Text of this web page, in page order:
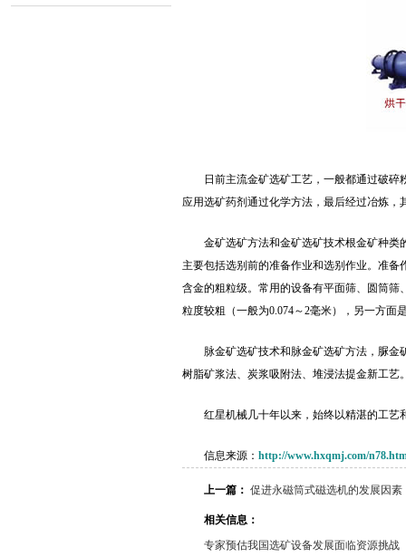
日前主流金矿选矿工艺，一般都通过破
应用选矿药剂通过化学方法，最后经过冶炼，
金矿选矿方法和金矿选矿技术根金矿种
主要包括选别前的准备作业和选别作业。准
含金的粗粒级。常用的设备有平面筛、圆筒筛
粒度较粗（一般为0.074～2毫米），另一方
脉金矿选矿技术和脉金矿选矿方法，脲
树脂矿浆法、炭浆吸附法、堆浸法提金新工
红星机械几十年以来，始终以精湛的工艺
信息来源： http://www.hxqmj.com/
上一篇： 促进永磁筒式磁选机的发展因素
相关信息：
专家预估我国选矿设备发展面临资源挑战